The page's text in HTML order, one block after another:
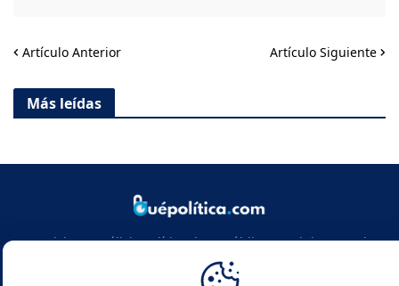
Artículo Anterior Artículo Siguiente
Más leídas
Noticias y análisis político de República Dominicana y el
mundo. Infórmate con rigor, actualidad y las claves de la
política global.